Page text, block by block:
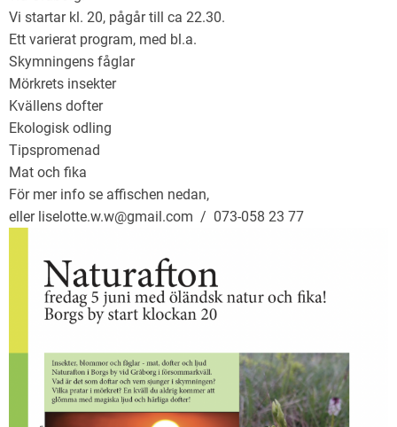
Vi startar kl. 20, pågår till ca 22.30.
Ett varierat program, med bl.a.
Skymningens fåglar
Mörkrets insekter
Kvällens dofter
Ekologisk odling
Tipspromenad
Mat och fika
För mer info se affischen nedan,
eller liselotte.w.w@gmail.com / 073-058 23 77